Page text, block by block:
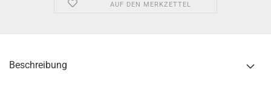
AUF DEN MERKZETTEL
Beschreibung